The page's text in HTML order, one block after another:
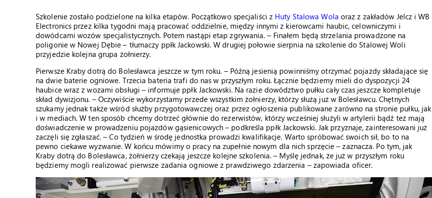
Szkolenie zostało podzielone na kilka etapów. Początkowo specjaliści z Huty Stalowa Wola oraz z zakładów Jelcz i WB
Electronics przez kilka tygodni mają pracować oddzielnie, między innymi z kierowcami haubic, celowniczymi i
dowódcami wozów specjalistycznych. Potem nastąpi etap zgrywania. – Finałem będą strzelania prowadzone na
poligonie w Nowej Dębie – tłumaczy ppłk Jackowski. W drugiej połowie sierpnia na szkolenie do Stalowej Woli
przyjedzie kolejna grupa żołnierzy.
Pierwsze Kraby dotrą do Bolesławca jeszcze w tym roku. – Późną jesienią powinniśmy otrzymać pojazdy składające się
na dwie baterie ogniowe. Trzecia bateria trafi do nas w przyszłym roku. Łącznie będziemy mieli do dyspozycji 24
haubice wraz z wozami obsługi – informuje ppłk Jackowski. Na razie dowództwo pułku cały czas jeszcze kompletuje
skład dywizjonu. – Oczywiście wykorzystamy przede wszystkim żołnierzy, którzy służą już w Bolesławcu. Chętnych
szukamy jednak także wśród służby przygotowawczej oraz przez ogłoszenia publikowane zarówno na stronie pułku, jak
i w mediach. W ten sposób chcemy dotrzeć głównie do rezerwistów, którzy wcześniej służyli w artylerii bądź też mają
doświadczenie w prowadzeniu pojazdów gąsienicowych – podkreśla ppłk Jackowski. Jak przyznaje, zainteresowani już
zaczęli się zgłaszać. – Co tydzień w środę jednostka prowadzi kwalifikacje. Warto spróbować swoich sił, bo to na
pewno ciekawe wyzwanie. W końcu mówimy o pracy na zupełnie nowym dla nich sprzęcie – zaznacza. Po tym, jak
Kraby dotrą do Bolesławca, żołnierzy czekają jeszcze kolejne szkolenia. – Myślę jednak, że już w przyszłym roku
będziemy mogli realizować pierwsze zadania ogniowe z prawdziwego zdarzenia – zapowiada oficer.